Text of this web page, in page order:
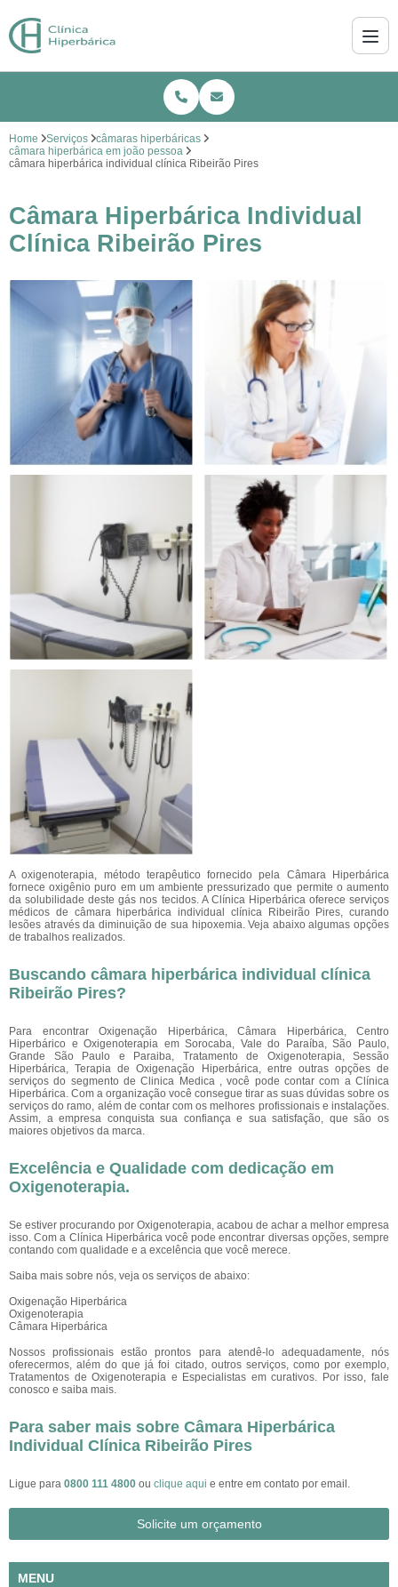
Home Serviços
câmaras hiperbáricas
câmara hiperbárica em joão pessoa
câmara hiperbárica individual clínica Ribeirão Pires
Câmara Hiperbárica Individual
Clínica Ribeirão Pires
A oxigenoterapia, método terapêutico fornecido pela Câmara Hiperbárica
fornece oxigênio puro em um ambiente pressurizado que permite o aumento
da solubilidade deste gás nos tecidos. A Clínica Hiperbárica oferece serviços
médicos de câmara hiperbárica individual clínica Ribeirão Pires, curando
lesões através da diminuição de sua hipoxemia. Veja abaixo algumas opções
de trabalhos realizados.
Buscando câmara hiperbárica individual clínica
Ribeirão Pires?
Para encontrar Oxigenação Hiperbárica, Câmara Hiperbárica, Centro
Hiperbárico e Oxigenoterapia em Sorocaba, Vale do Paraíba, São Paulo,
Grande São Paulo e Paraiba, Tratamento de Oxigenoterapia, Sessão
Hiperbárica, Terapia de Oxigenação Hiperbárica, entre outras opções de
serviços do segmento de Clinica Medica , você pode contar com a Clínica
Hiperbárica. Com a organização você consegue tirar as suas dúvidas sobre os
serviços do ramo, além de contar com os melhores profissionais e instalações.
Assim, a empresa conquista sua confiança e sua satisfação, que são os
maiores objetivos da marca.
Excelência e Qualidade com dedicação em
Oxigenoterapia.
Se estiver procurando por Oxigenoterapia, acabou de achar a melhor empresa
isso. Com a Clínica Hiperbárica você pode encontrar diversas opções, sempre
contando com qualidade e a excelência que você merece.
Saiba mais sobre nós, veja os serviços de abaixo:
Oxigenação Hiperbárica
Oxigenoterapia
Câmara Hiperbárica
Nossos profissionais estão prontos para atendê-lo adequadamente, nós
oferecermos, além do que já foi citado, outros serviços, como por exemplo,
Tratamentos de Oxigenoterapia e Especialistas em curativos. Por isso, fale
conosco e saiba mais.
Para saber mais sobre Câmara Hiperbárica
Individual Clínica Ribeirão Pires
Ligue para 0800 111 4800 ou clique aqui e entre em contato por email.
Solicite um orçamento
MENU